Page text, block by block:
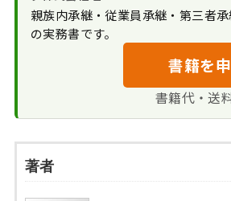
親族内承継・従業員承継・第三者
の実務書です。
書籍を
書籍代・送
著者